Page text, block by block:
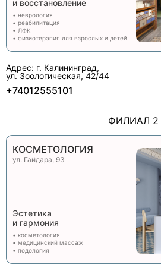
и восстановление
• неврология
• реабилитация
• ЛФК
• физиотерапия для взрослых и детей
Адрес: г. Калининград,
ул. Зоологическая, 42/44
+74012555101
ФИЛИАЛ 2
КОСМЕТОЛОГИЯ
ул. Гайдара, 93
Эстетика
и гармония
• косметология
• медицинский массаж
• подология